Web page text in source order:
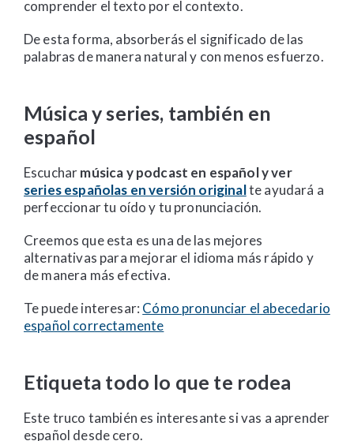
comprender el texto por el contexto.
De esta forma, absorberás el significado de las
palabras de manera natural y con menos esfuerzo.
Música y series, también en
español
Escucharmúsica y podcast en español y ver
series españolas en versión originalte ayudará a
perfeccionar tu oído y tu pronunciación.
Creemos que esta es una de las mejores
alternativas para mejorar el idioma más rápido y
de manera más efectiva.
Te puede interesar: Cómo pronunciar el abecedario
español correctamente
Etiqueta todo lo que te rodea
Este truco también es interesante si vas a aprender
español desde cero.